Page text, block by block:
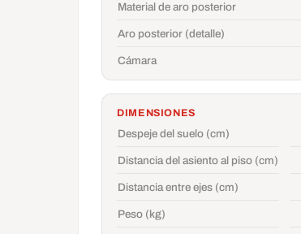
Material de aro posterior
Aro posterior (detalle)
Cámara
DIMENSIONES
Despeje del suelo (cm)
Distancia del asiento al piso (cm)
Distancia entre ejes (cm)
Peso (kg)